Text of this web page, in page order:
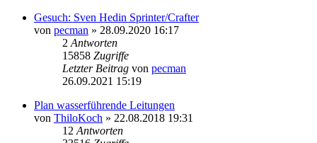
Gesuch: Sven Hedin Sprinter/Crafter
von pecman » 28.09.2020 16:17
2 Antworten
15858 Zugriffe
Letzter Beitrag von pecman
26.09.2021 15:19
Plan wasserführende Leitungen
von ThiloKoch » 22.08.2018 19:31
12 Antworten